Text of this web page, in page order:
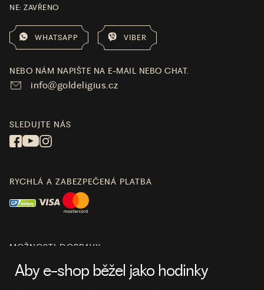
NE: ZAVŘENO
WHATSAPP VIBER
NEBO NÁM NAPIŠTE NA E-MAIL NEBO CHAT.
info@goldeligius.cz
SLEDUJTE NÁS
RYCHLÁ A ZABEZPEČENÁ PLATBA
MOŽNOSTI DOPRAVY
Aby e-shop běžel jako hodinky